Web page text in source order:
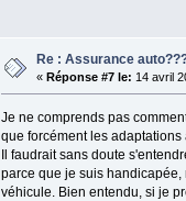
Re : Assurance
« Réponse #7 le: 14 avril
Je ne comprends pas
que forcément les
Il faudrait sans doute
parce que je suis
véhicule. Bien entendu, si je